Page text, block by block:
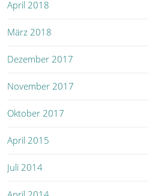
April 2018
März 2018
Dezember 2017
November 2017
Oktober 2017
April 2015
Juli 2014